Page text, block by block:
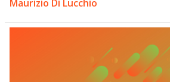
Maurizio Di Lucchio